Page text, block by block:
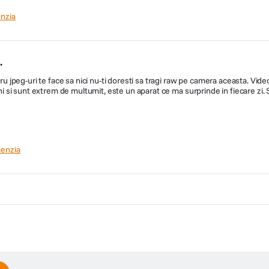
tactil
uri te face sa nici nu-ti doresti sa tragi raw pe camera aceasta.
sunt extrem de multumit, este un aparat ce ma surprinde in fiecare zi.